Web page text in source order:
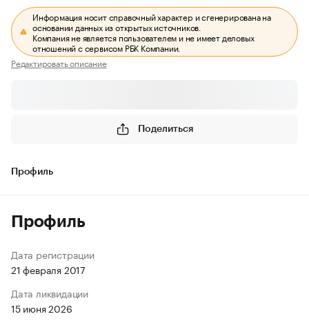
Информация носит справочный характер и сгенерирована на
основании данных из открытых источников.
Компания не является пользователем и не имеет деловых
отношений с сервисом РБК Компании.
Редактировать описание
Поделиться
Профиль
Профиль
Дата регистрации
21 февраля 2017
Дата ликвидации
15 июня 2026